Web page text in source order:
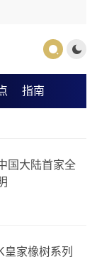
指南
国大陆首家全
皇家橡树系列